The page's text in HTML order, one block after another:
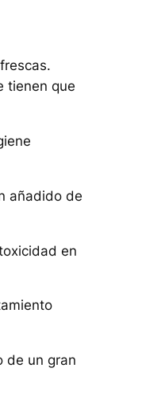
tienen que
añadido de
en
de un gran